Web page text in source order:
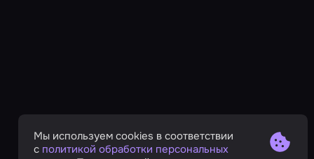
Мы используем cookies в соответствии
с политикой обработки персональных